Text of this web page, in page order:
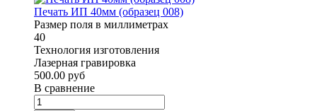
Печать ИП 40мм (образец 008)
Размер поля в миллиметрах
40
Технология изготовления
Лазерная гравировка
500.00 руб
В сравнение